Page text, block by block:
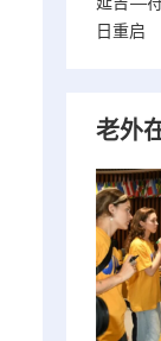
日重启
老外